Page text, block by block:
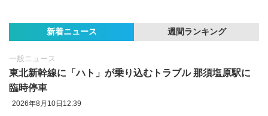
新着ニュース 週間ランキング
一般ニュース
東北新幹線に「ハト」が乗り込むトラブル 那須塩原駅に
臨時停車
2026年8月10日12:39